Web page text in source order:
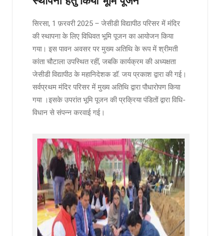
सिरसा, 1 फ़रवरी 2025 – जेसीडी विद्यापीठ परिसर में मंदिर
की स्थापना के लिए विधिवत भूमि पूजन का आयोजन किया
गया। इस पावन अवसर पर मुख्य अतिथि के रूप में श्रीमती
कांता चौटाला उपस्थित रहीं, जबकि कार्यक्रम की अध्यक्षता
जेसीडी विद्यापीठ के महानिदेशक डॉ. जय प्रकाश द्वारा की गई।
सर्वप्रथम मंदिर परिसर में मुख्य अतिथि द्वारा पौधारोपण किया
गया ।इसके उपरांत भूमि पूजन की प्रक्रिया पंडितों द्वारा विधि-
विधान से संपन्न करवाई गई।